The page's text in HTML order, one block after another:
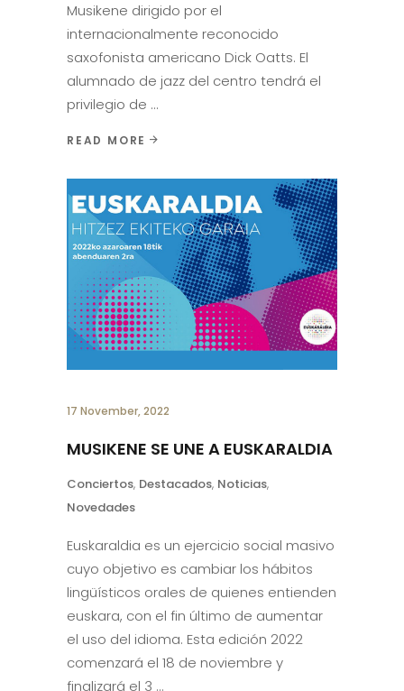
Musikene dirigido por el
internacionalmente reconocido
saxofonista americano Dick Oatts. El
alumnado de jazz del centro tendrá el
privilegio de
READ MORE
17 November, 2022
MUSIKENE SE UNE A EUSKARALDIA
Conciertos, Destacados, Noticias,
Novedades
Euskaraldia es un ejercicio social masivo
cuyo objetivo es cambiar los hábitos
lingüísticos orales de quienes entienden
euskara, con el fin último de aumentar
el uso del idioma. Esta edición 2022
comenzará el 18 de noviembre y
finalizará el 3